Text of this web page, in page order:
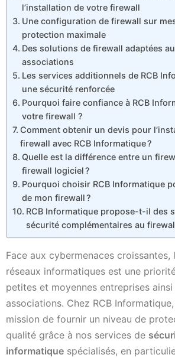
l’installation de votre firewall
Une configuration de firewall sur
protection maximale
Des solutions de firewall adaptées
associations
Les services additionnels de RCB
une sécurité renforcée
Pourquoi faire confiance à RCB
votre firewall ?
Comment obtenir un devis pour
firewall avec RCB Informatique ?
Quelle est la différence entre un
firewall logiciel ?
Pourquoi choisir RCB Informatique
de mon firewall ?
RCB Informatique propose-t-il des
sécurité complémentaires au
Face aux cybermenaces croissantes,
réseaux informatiques est une
petites et moyennes entreprises ainsi
associations. Chez RCB
mission de fournir un niveau de
qualité grâce à nos services de
informatique spécialisés, en